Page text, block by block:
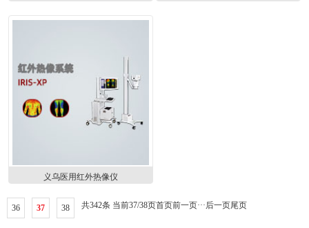
义乌医用红外热像仪
共342条 当前37/38页首页前一页···
36 37 38 后一页尾页